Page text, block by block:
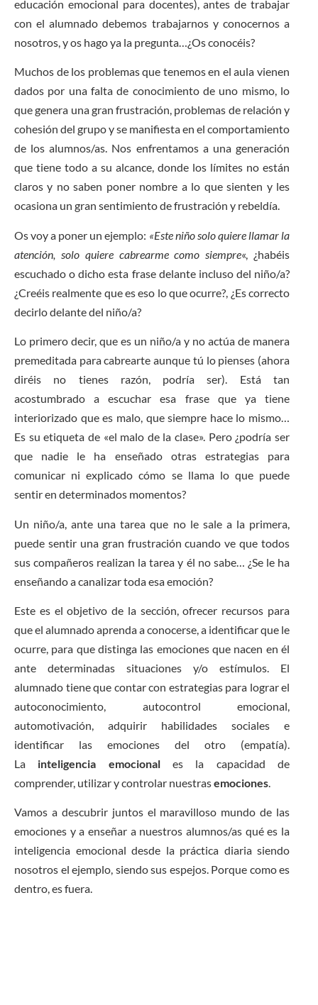
educación emocional para docentes), antes de trabajar
con el alumnado debemos trabajarnos y conocernos a
nosotros, y os hago ya la pregunta…¿Os conocéis?
Muchos de los problemas que tenemos en el aula vienen
dados por una falta de conocimiento de uno mismo, lo
que genera una gran frustración, problemas de relación y
cohesión del grupo y se manifiesta en el comportamiento
de los alumnos/as. Nos enfrentamos a una generación
que tiene todo a su alcance, donde los límites no están
claros y no saben poner nombre a lo que sienten y les
ocasiona un gran sentimiento de frustración y rebeldía.
Os voy a poner un ejemplo: «Este niño solo quiere llamar la
atención, solo quiere cabrearme como siempre«, ¿habéis
escuchado o dicho esta frase delante incluso del niño/a?
¿Creéis realmente que es eso lo que ocurre?, ¿Es correcto
decirlo delante del niño/a?
Lo primero decir, que es un niño/a y no actúa de manera
premeditada para cabrearte aunque tú lo pienses (ahora
diréis no tienes razón, podría ser). Está tan
acostumbrado a escuchar esa frase que ya tiene
interiorizado que es malo, que siempre hace lo mismo…
Es su etiqueta de «el malo de la clase». Pero ¿podría ser
que nadie le ha enseñado otras estrategias para
comunicar ni explicado cómo se llama lo que puede
sentir en determinados momentos?
Un niño/a, ante una tarea que no le sale a la primera,
puede sentir una gran frustración cuando ve que todos
sus compañeros realizan la tarea y él no sabe… ¿Se le ha
enseñando a canalizar toda esa emoción?
Este es el objetivo de la sección, ofrecer recursos para
que el alumnado aprenda a conocerse, a identificar que le
ocurre, para que distinga las emociones que nacen en él
ante determinadas situaciones y/o estímulos. El
alumnado tiene que contar con estrategias para lograr el
autoconocimiento, autocontrol emocional,
automotivación, adquirir habilidades sociales e
identificar las emociones del otro (empatía).
La inteligencia emocionales la capacidad de
comprender, utilizar y controlar nuestrasemociones.
Vamos a descubrir juntos el maravilloso mundo de las
emociones y a enseñar a nuestros alumnos/as qué es la
inteligencia emocional desde la práctica diaria siendo
nosotros el ejemplo, siendo sus espejos. Porque como es
dentro, es fuera.